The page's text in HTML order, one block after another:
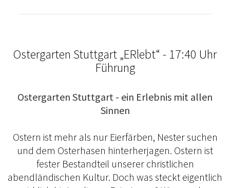
Ostergarten Stuttgart „ERlebt“ - 17:40 Uhr
Führung
Ostergarten Stuttgart - ein Erlebnis mit allen
Sinnen
Ostern ist mehr als nur Eierfärben, Nester suchen
und dem Osterhasen hinterherjagen. Ostern ist
fester Bestandteil unserer christlichen
abendländischen Kultur. Doch was steckt eigentlich